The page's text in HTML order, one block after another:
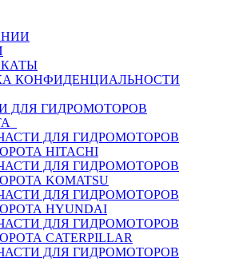
КОНФИДЕНЦИАЛЬНОСТИ
ДЛЯ ГИДРОМОТОРОВ
ДЛЯ ГИДРОМОТОРОВ
HITACHI
ДЛЯ ГИДРОМОТОРОВ
KOMATSU
ДЛЯ ГИДРОМОТОРОВ
HYUNDAI
ДЛЯ ГИДРОМОТОРОВ
CATERPILLAR
ДЛЯ ГИДРОМОТОРОВ